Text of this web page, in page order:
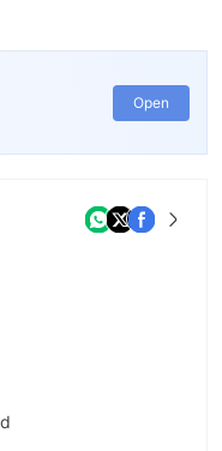
Open